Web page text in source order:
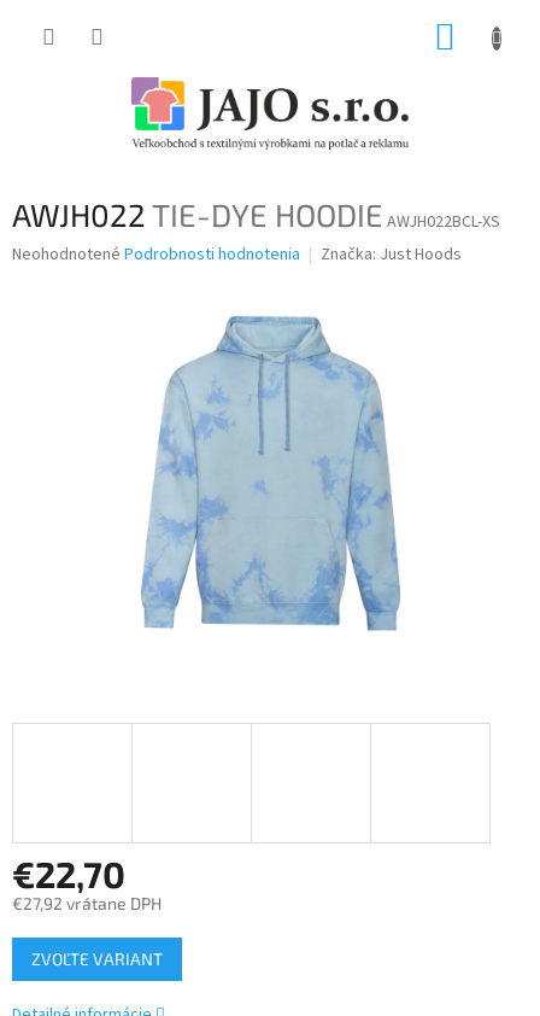
AWJH022TIE-DYE HOODIE AWJH022BCL-XS
Priemerné
Neohodnotené Podrobnosti hodnotenia Značka: Just Hoods
€22,70
€27,92 vrátane DPH
Jednotková
cena:
ZVOĽTE VARIANT